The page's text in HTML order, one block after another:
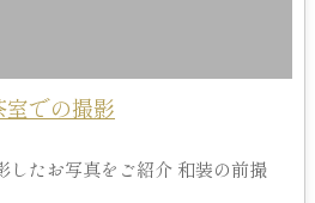
での撮影
したお写真をご紹介 和装の前撮